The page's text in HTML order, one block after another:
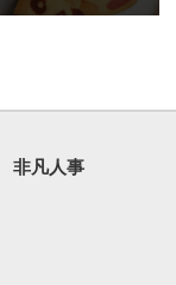
非凡人事